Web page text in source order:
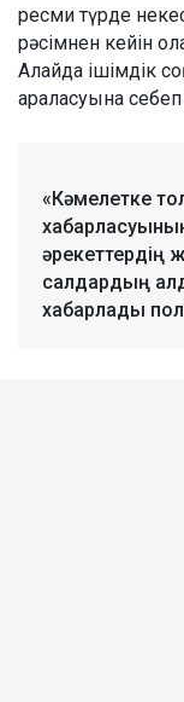
ресми түрде
рәсімнен кейін
Алайда ішімдік
араласуына себеп
«Кәмелетке
әрекеттердің
салдардың
хабарлады